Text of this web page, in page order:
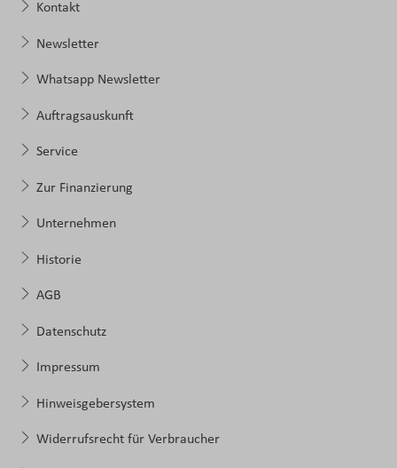
Kontakt
Newsletter
Whatsapp Newsletter
Auftragsauskunft
Service
Zur Finanzierung
Unternehmen
Historie
AGB
Datenschutz
Impressum
Hinweisgebersystem
Widerrufsrecht für Verbraucher